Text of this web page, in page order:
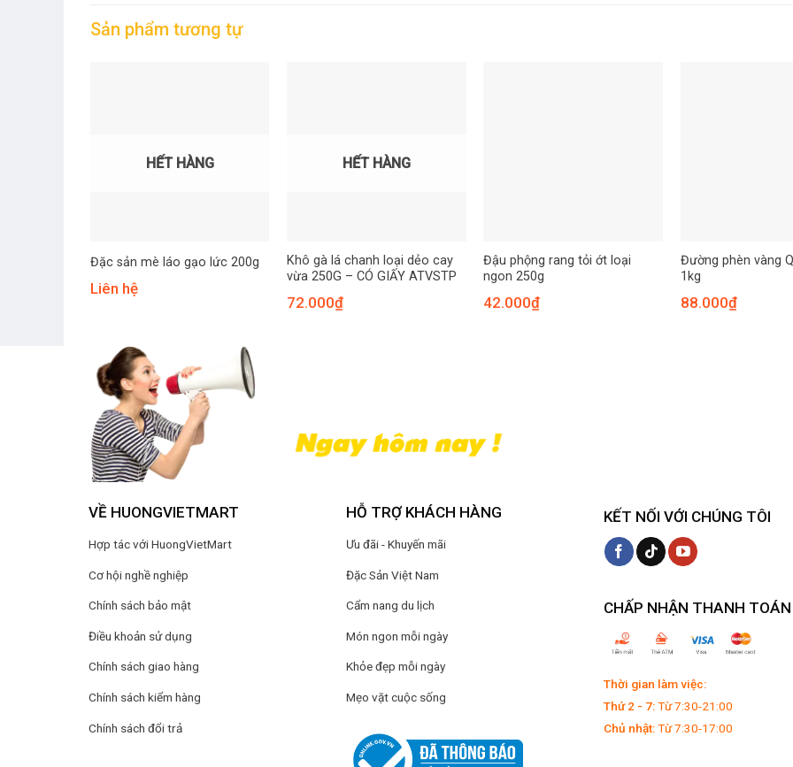
Sản phẩm tương tự
HẾT HÀNG
Đặc sản mè láo gạo lức 200g
Liên hệ
HẾT HÀNG
Khô gà lá chanh loại dẻo cay
vừa 250G – CÓ GIẤY ATVSTP
72.000₫
Đậu phộng rang tỏi ớt loại
ngon 250g
42.000₫
Đường phèn vàng
1kg
88.000₫
VỀ HUONGVIETMART
Hợp tác với HuongVietMart
Cơ hội nghề nghiệp
Chính sách bảo mật
Điều khoản sử dụng
Chính sách giao hàng
Chính sách kiểm hàng
Chính sách đổi trả
HỖ TRỢ KHÁCH HÀNG
Ưu đãi - Khuyến mãi
Đặc Sản Việt Nam
Cẩm nang du lịch
Món ngon mỗi ngày
Khỏe đẹp mỗi ngày
Mẹo vặt cuộc sống
KẾT NỐI VỚI CHÚNG TÔI
CHẤP NHẬN THANH TOÁN
Thời gian làm việc:
Thứ 2 - 7:Từ 7:30-21:00
Chủ nhật:Từ 7:30-17:00